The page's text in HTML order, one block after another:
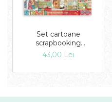
Set cartoane
scrapbooking
30,5х30,5cm - Double
Face Christmas
43,00 Lei